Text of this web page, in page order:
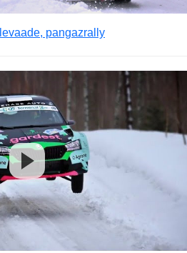
pangazrally